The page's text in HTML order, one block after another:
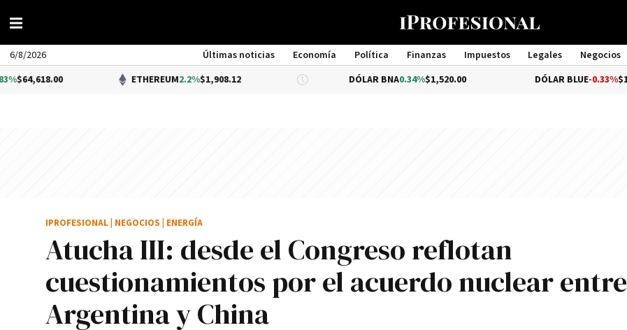
6/8/2026 Últimas noticias Economía Política Finanzas Impuestos Legales Negocios
Management
ETHEREUM2.2%$1,908.12 DÓLAR BNA 0.34%$1,520.00 DÓLAR BLUE-0.33% $1,540.00
Atucha III: desde el Congreso reflotan
cuestionamientos por el acuerdo nuclear entre
Argentina y China
IPROFESIONAL NEGOCIOS ENERGÍA